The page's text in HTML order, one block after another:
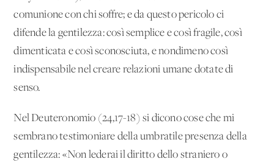
comunione con chi soffre; e da questo pericolo ci
difende la gentilezza: così semplice e così fragile, così
dimenticata e così sconosciuta, e nondimeno così
indispensabile nel creare relazioni umane dotate di
senso.
Nel Deuteronomio (24,17-18) si dicono cose che mi
sembrano testimoniare della umbratile presenza della
gentilezza: «Non lederai il diritto dello straniero o